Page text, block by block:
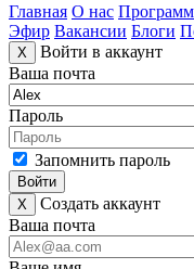
Главная О нас
Эфир Вакансии Блоги
X
Войти в аккаунт
Ваша почта
Пароль
Запомнить пароль
Войти
X
Создать аккаунт
Ваша почта